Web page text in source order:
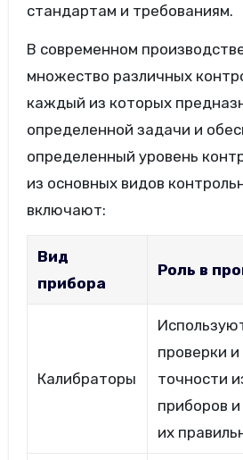
стандартам и требованиям.
В современном
множество различных
каждый из которых
определенной задачи и
определенный уровень
из основных видов
включают:
Вид
прибора
Роль в
Калибраторы
проверки
точности
приборов
их